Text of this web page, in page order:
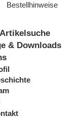
Bestellhinweise
& Downloads